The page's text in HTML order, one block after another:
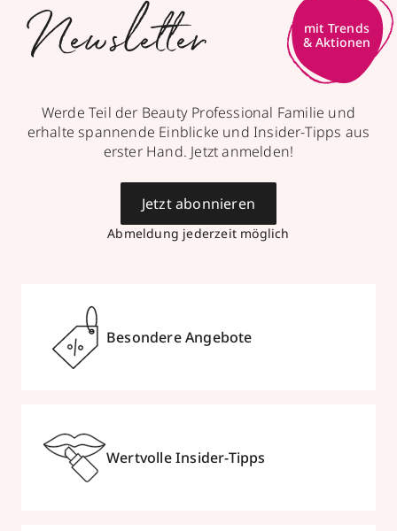
Newsletter
mit Trends
& Aktionen
Werde Teil der Beauty Professional Familie und
erhalte spannende Einblicke und Insider-Tipps aus
erster Hand. Jetzt anmelden!
Abmeldung jederzeit möglich
Jetzt abonnieren
Besondere Angebote
Wertvolle Insider-Tipps